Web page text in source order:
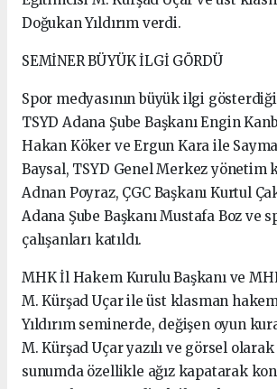
Doğukan Yıldırım verdi.
SEMİNER BÜYÜK İLGİ GÖRDÜ
Spor medyasının büyük ilgi
TSYD Adana Şube Başkanı Engin
Hakan Köker ve Ergun Kara ile
Baysal, TSYD Genel Merkez yönetim
Adnan Poyraz, ÇGC Başkanı Kurtul
Adana Şube Başkanı Mustafa Boz ve
çalışanları katıldı.
MHK İl Hakem Kurulu Başkanı ve
M. Kürşad Uçar ile üst klasman
Yıldırım seminerde, değişen oyun
M. Kürşad Uçar yazılı ve görsel olarak
sunumda özellikle ağız kapatarak